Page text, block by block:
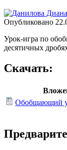
Опубликовано
Урок-игра по
десятичных
Скачать:
Обобщающий